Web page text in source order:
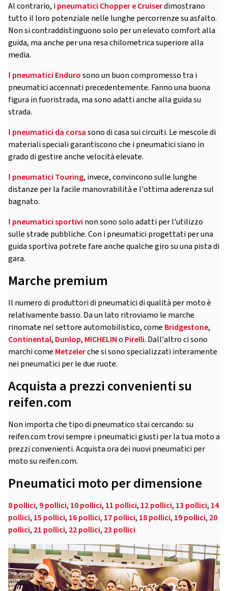
Al contrario, ipneumatici Chopper e Cruiserdimostrano
tutto il loro potenziale nelle lunghe percorrenze su asfalto.
Non si contraddistinguono solo per un elevato comfort alla
guida, ma anche per una resa chilometrica superiore alla
media.
I pneumatici Endurosono un buon compromesso tra i
pneumatici accennati precedentemente. Fanno una buona
figura in fuoristrada, ma sono adatti anche alla guida su
strada.
I pneumatici da corsasono di casa sui circuiti. Le mescole di
materiali speciali garantiscono che i pneumatici siano in
grado di gestire anche velocità elevate.
I pneumatici Touring, invece, convincono sulle lunghe
distanze per la facile manovrabilità e l'ottima aderenza sul
bagnato.
I pneumatici sportivi non sono solo adatti per l'utilizzo
sulle strade pubbliche. Con i pneumatici progettati per una
guida sportiva potrete fare anche qualche giro su una pista di
gara.
Marche premium
Il numero di produttori di pneumatici di qualità per moto è
relativamente basso. Da un lato ritroviamo le marche
rinomate nel settore automobilistico, come Bridgestone,
Continental, Dunlop, MICHELINo Pirelli. Dall'altro ci sono
marchi come Metzelerche si sono specializzati interamente
nei pneumatici per le due ruote.
Acquista a prezzi convenienti su
reifen.com
Non importa che tipo di pneumatico stai cercando: su
reifen.com trovi sempre i pneumatici giusti per la tua moto a
prezzi convenienti. Acquista ora dei nuovi pneumatici per
moto su reifen.com.
Pneumatici moto per dimensione
8 pollici, 9 pollici, 10 pollici, 11 pollici, 12 pollici, 13 pollici, 14
pollici, 15 pollici, 16 pollici, 17 pollici, 18 pollici, 19 pollici, 20
pollici, 21 pollici, 22 pollici, 23 pollici